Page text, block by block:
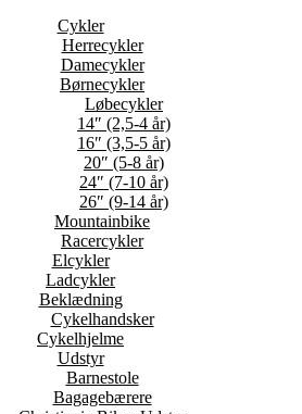
Cykler
Herrecykler
Damecykler
Børnecykler
Løbecykler
14″ (2,5-4 år)
16″ (3,5-5 år)
20″ (5-8 år)
24″ (7-10 år)
26″ (9-14 år)
Mountainbike
Racercykler
Elcykler
Ladcykler
Beklædning
Cykelhandsker
Cykelhjelme
Udstyr
Barnestole
Bagagebærere